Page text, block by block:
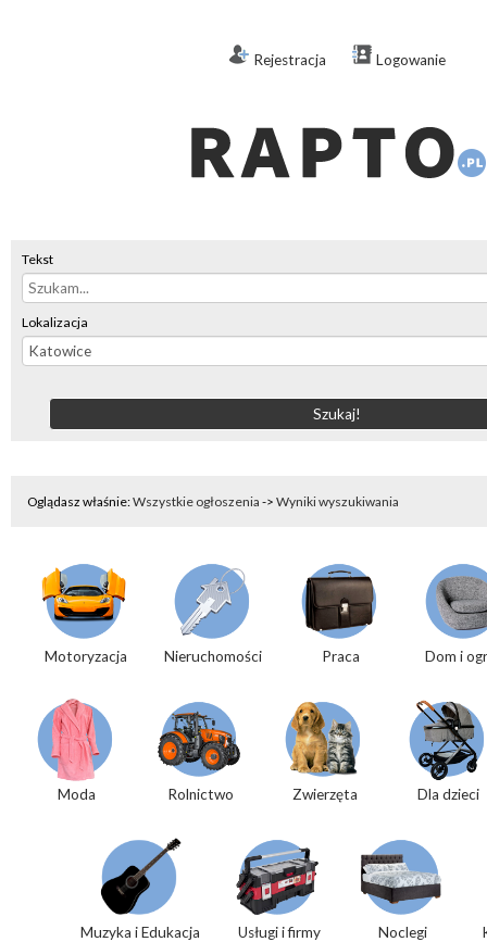
Rejestracja Logowanie
Tekst
Lokalizacja
Oglądasz właśnie:Wszystkie ogłoszenia -> Wyniki wyszukiwania
Motoryzacja Nieruchomości Praca Dom i
Moda Rolnictwo Zwierzęta Dla dzieci
Muzyka i Edukacja Usługi i firmy Noclegi